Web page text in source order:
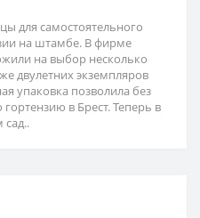
для самостоятельного
на штамбе. В фирме
на выбор несколько
двулетних экземпляров
упаковка позволила без
в Брест. Теперь в
сад..